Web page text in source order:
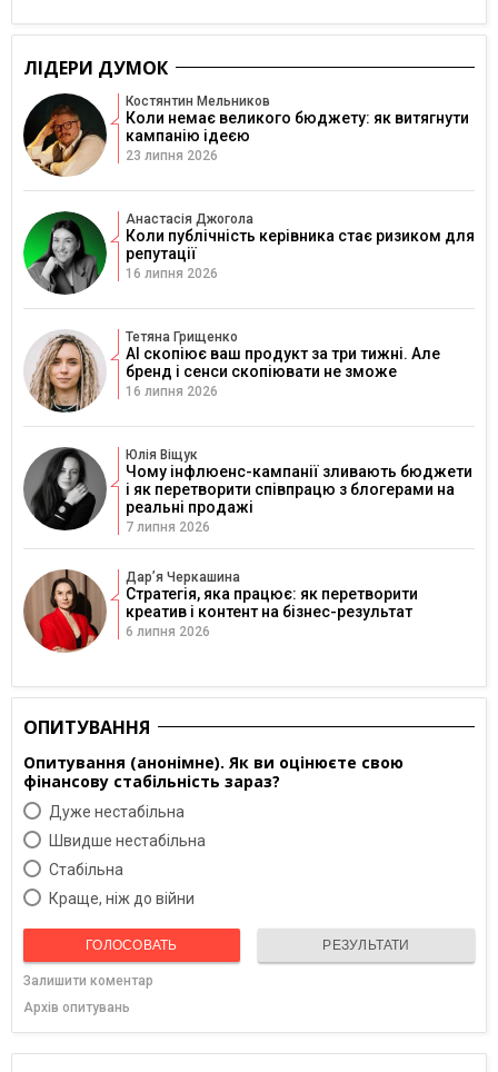
ЛІДЕРИ ДУМОК
Костянтин Мельников
Коли немає великого бюджету: як витягнути
кампанію ідеєю
23 липня 2026
Анастасія Джогола
Коли публічність керівника стає ризиком для
репутації
16 липня 2026
Тетяна Грищенко
AI скопіює ваш продукт за три тижні. Але
бренд і сенси скопіювати не зможе
16 липня 2026
Юлія Віщук
Чому інфлюенс-кампанії зливають бюджети
і як перетворити співпрацю з блогерами на
реальні продажі
7 липня 2026
Дарʼя Черкашина
Стратегія, яка працює: як перетворити
креатив і контент на бізнес-результат
6 липня 2026
ОПИТУВАННЯ
Опитування (анонімне). Як ви оцінюєте свою
фінансову стабільність зараз?
Дуже нестабільна
Швидше нестабільна
Cтабільна
Краще, ніж до війни
ГОЛОСОВАТЬ РЕЗУЛЬТАТИ
Залишити коментар
Архів опитувань